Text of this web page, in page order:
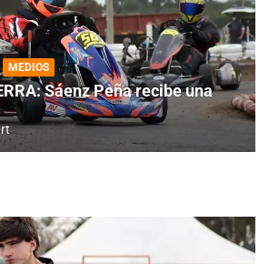
MEDIOS
Sáenz Peña recibe una